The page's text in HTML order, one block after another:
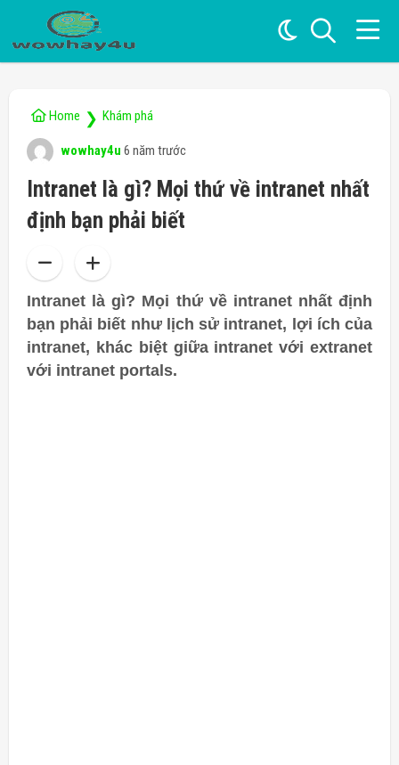
Home ❯ Khám phá
wowhay4u 6 năm trước
Intranet là gì? Mọi thứ về intranet nhất
định bạn phải biết
Intranet là gì? Mọi thứ về intranet nhất định
bạn phải biết như lịch sử intranet, lợi ích của
intranet, khác biệt giữa intranet với extranet
với intranet portals.